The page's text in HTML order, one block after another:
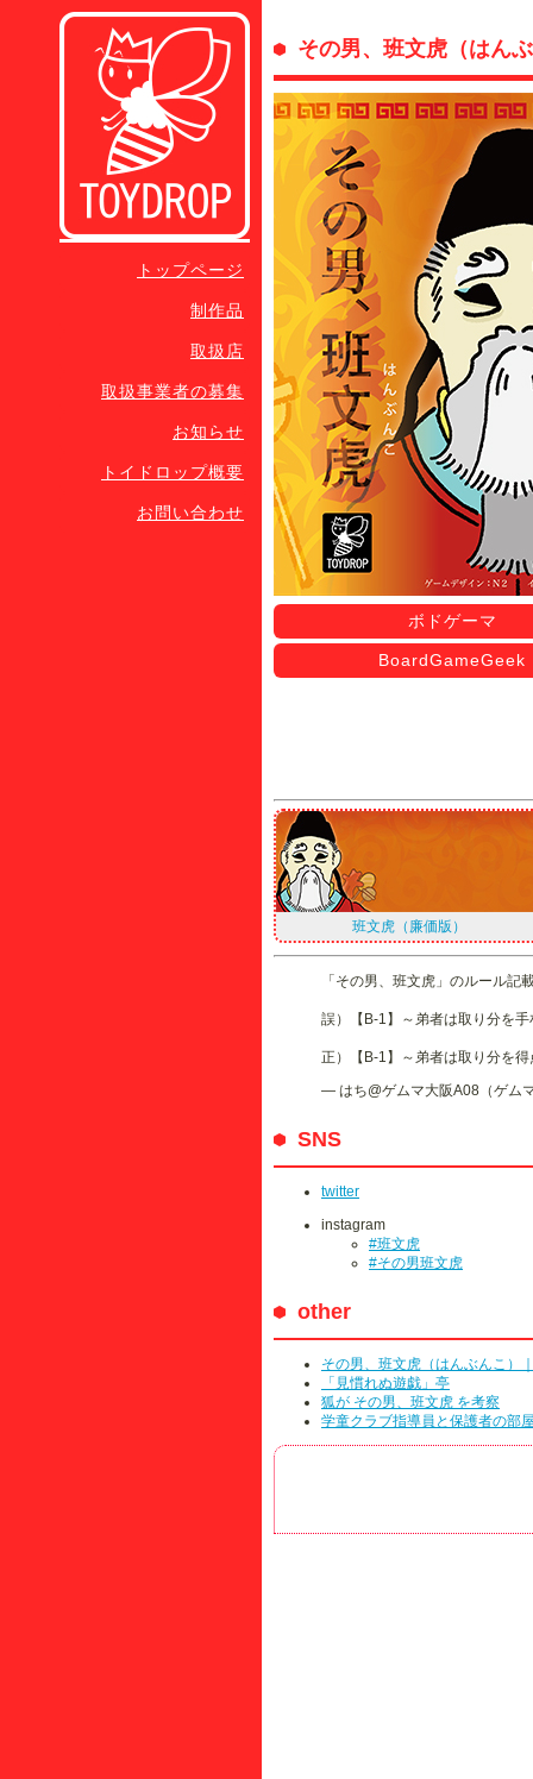
トップページ
制作品
取扱店
取扱事業者の募集
お知らせ
トイドロップ概要
お問い合わせ
その男、班文虎（はん
ボドゲーマ
BoardGameGeek
班文虎（廉価版）
「その男、班文虎」のルール
誤）【B-1】～弟者は取り分を
正）【B-1】～弟者は取り分を
— はち@ゲムマ大阪A08（ゲム
SNS
twitter
instagram
#班文虎
#その男班文虎
other
その男、班文虎（はんぶんこ）
「見慣れぬ遊戯」亭
狐が その男、班文虎 を考察
学童クラブ指導員と保護者の部